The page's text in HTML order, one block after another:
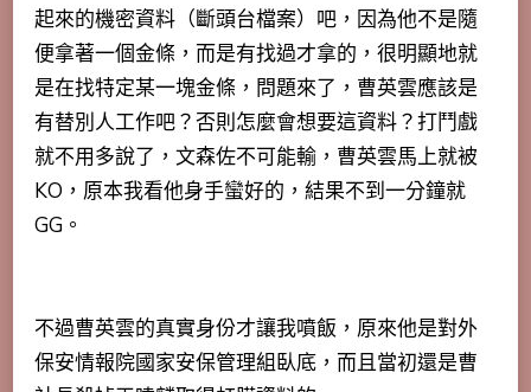
起來的機密資料（斷頭台檔案）吧，因為他不是隨
便拿著一個金條，而是有找過才拿的，很明顯地就
是在找特定某一塊金條，問題來了，曹英雲應該是
有替別人工作吧？否則怎麼會想要這資料？打鬥戲
就不用多說了，文森佐不可能輸，曹英雲馬上就被
KO，原本我看他身手蠻好的，結果不到一分鐘就
GG。
不過曹英雲的真實身份才讓我噴飯，原來他是對外
保安情報院國家安保管理組臥底，而且當初還是曹